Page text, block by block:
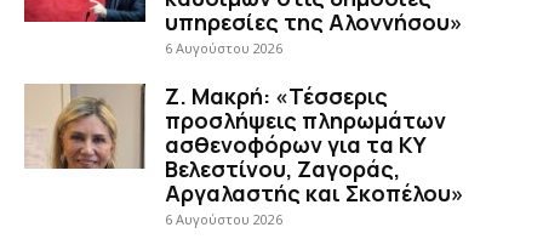
υπηρεσίες της Αλοννήσου»
6 Αυγούστου 2026
Ζ. Μακρή: «Τέσσερις
προσλήψεις πληρωμάτων
ασθενοφόρων για τα ΚΥ
Βελεστίνου, Ζαγοράς,
Αργαλαστής και Σκοπέλου»
6 Αυγούστου 2026